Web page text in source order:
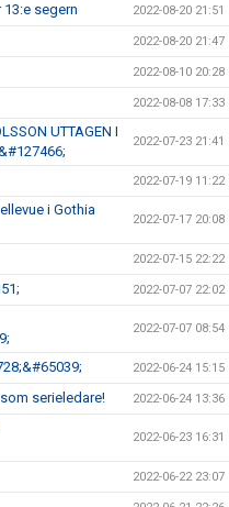
segern 2022-08-20 21:51
2022-08-20 21:47
2022-08-10 20:28
2022-08-08 17:33
UTTAGEN I
2022-07-23 21:41
2022-07-19 11:22
i Gothia
2022-07-17 20:08
2022-07-15 22:22
2022-07-07 22:02
2022-07-07 08:54
2022-06-24 15:15
serieledare! 2022-06-24 13:36
2022-06-23 16:31
2022-06-22 23:07